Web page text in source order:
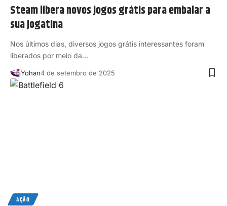
Steam libera novos jogos grátis para embalar a
sua jogatina
Nos últimos dias, diversos jogos grátis interessantes foram
liberados por meio da…
Yohan4 de setembro de 2025
AÇÃO